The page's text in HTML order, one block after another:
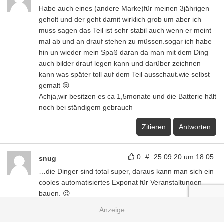
Habe auch eines (andere Marke)für meinen 3jährigen
geholt und der geht damit wirklich grob um aber ich
muss sagen das Teil ist sehr stabil auch wenn er meint
mal ab und an drauf stehen zu müssen.sogar ich habe
hin un wieder mein Spaß daran da man mit dem Ding
auch bilder drauf legen kann und darüber zeichnen
kann was später toll auf dem Teil ausschaut.wie selbst
gemalt 😝
Achja,wir besitzen es ca 1,5monate und die Batterie hält
noch bei ständigem gebrauch
Zitieren Antworten
0 # 25.09.20 um 18:05
snug
…die Dinger sind total super, daraus kann man sich ein
cooles automatisiertes Exponat für Veranstaltungen
bauen. 😉